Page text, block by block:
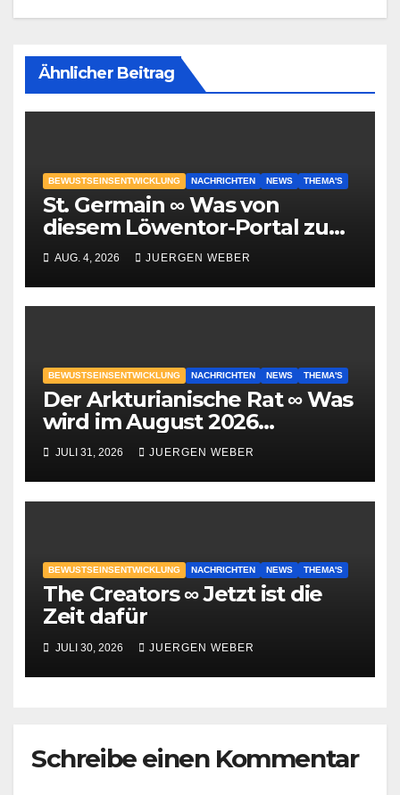
Ähnlicher Beitrag
BEWUSTSEINSENTWICKLUNG NACHRICHTEN NEWS THEMA'S
St. Germain ∞ Was von
diesem Löwentor-Portal zu
erwarten ist
AUG. 4, 2026 JUERGEN WEBER
BEWUSTSEINSENTWICKLUNG NACHRICHTEN NEWS THEMA'S
Der Arkturianische Rat ∞ Was
wird im August 2026
geschehen?
JULI 31, 2026 JUERGEN WEBER
BEWUSTSEINSENTWICKLUNG NACHRICHTEN NEWS THEMA'S
The Creators ∞ Jetzt ist die
Zeit dafür
JULI 30, 2026 JUERGEN WEBER
Schreibe einen Kommentar